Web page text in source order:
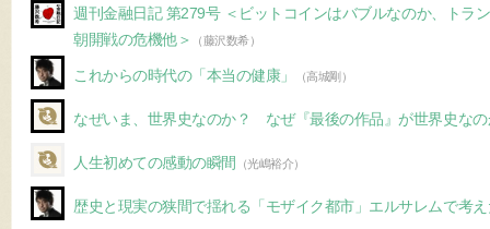
週刊金融日記 第279号 ＜ビットコインはバブルなのか、トラ
朝開戦の危機他＞
（藤沢数希）
これからの時代の「本当の健康」 （高城剛）
なぜいま、世界史なのか？ なぜ『最後の作品』が世界史なの
人生初めての感動の瞬間 （光嶋裕介）
歴史と現実の狭間で揺れる「モザイク都市」エルサレムで考